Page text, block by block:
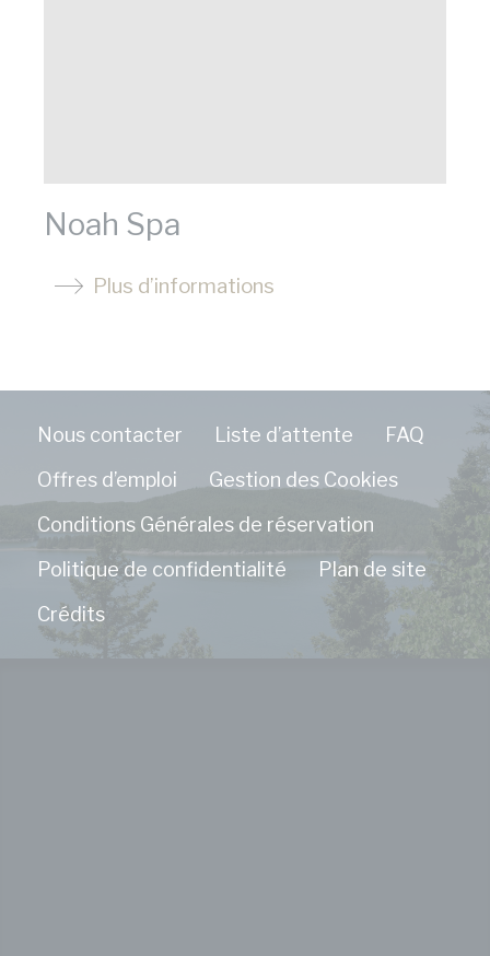
Noah Spa
Plus d’informations
Nous contacter Liste d’attente
FAQ
Offres d’emploi
Gestion des Cookies
Conditions Générales de réservation
Politique de confidentialité
Plan de site
Crédits